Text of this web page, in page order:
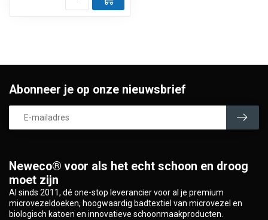
Neweco® voor als het echt schoon en droog
moet zijn
Al sinds 2011, dé one-stop leverancier voor al je premium
microvezeldoeken, hoogwaardig badtextiel van microvezel en
biologisch katoen en innovatieve schoonmaakproducten.
Abonneer je op onze nieuwsbrief